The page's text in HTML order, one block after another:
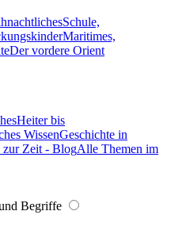
Schule,
Maritimes,
Der vordere Orient
Heiter bis
WissenGeschichte in
zur Zeit - BlogAlle Themen im
Begriffe